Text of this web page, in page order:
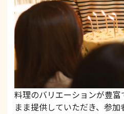
料理のバリエーションが豊
まま提供していただき、参加